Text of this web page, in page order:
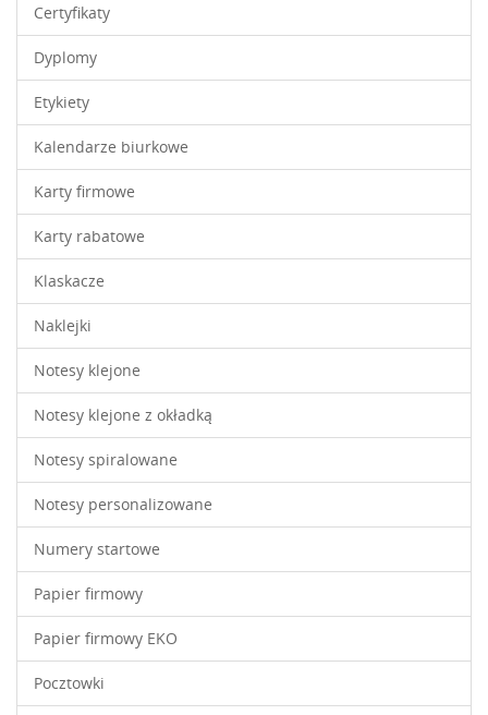
Certyfikaty
Dyplomy
Etykiety
Kalendarze biurkowe
Karty firmowe
Karty rabatowe
Klaskacze
Naklejki
Notesy klejone
Notesy klejone z okładką
Notesy spiralowane
Notesy personalizowane
Numery startowe
Papier firmowy
Papier firmowy EKO
Pocztowki